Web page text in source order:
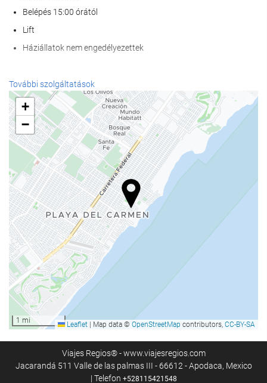
Belépés 15:00 órától
Lift
Háziállatok nem engedélyezettek
Wellness
Spa
törökfürdő | gőzfürdő
Szauna
Konditerem
Recepció szolgáltatások
24 órás recepció
poggyászmegőrzés
Étel és ital
À la carte étterem
Bár
Medence
További szolgáltatások
+
−
1 mi Leaflet | Map data © OpenStreetMap contributors, CC-BY-SA
Viajes Regios® - www.viajesregios.com
Jacarandá 511 Valle de las palmas III - 66612 - Apodaca, Mexico
| Telefon +528115421548